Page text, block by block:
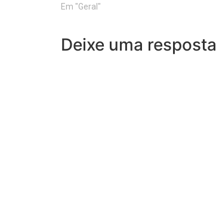
Em "Geral"
Deixe uma resposta